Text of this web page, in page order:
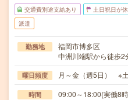
交通費別途支給あり 土日祝日が
派遣
勤務地
福岡市博多区
中洲川端駅から徒歩2
曜日頻度 月～金（週5日） ※
時間 09:00～18:00(実働8